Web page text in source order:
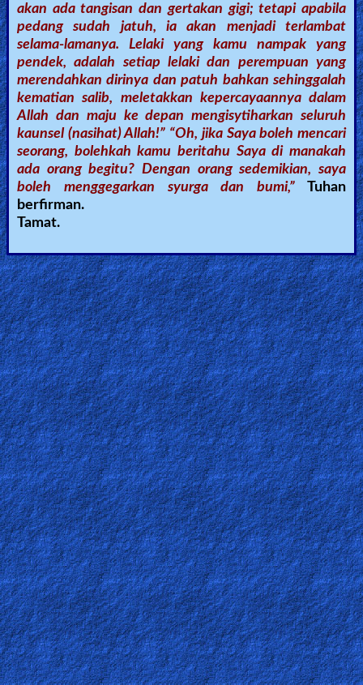
akan ada tangisan dan gertakan gigi; tetapi apabila
pedang sudah jatuh, ia akan menjadi terlambat
selama-lamanya. Lelaki yang kamu nampak yang
pendek, adalah setiap lelaki dan perempuan yang
merendahkan dirinya dan patuh bahkan sehinggalah
kematian salib, meletakkan kepercayaannya dalam
Allah dan maju ke depan mengisytiharkan seluruh
kaunsel (nasihat) Allah!” “Oh, jika Saya boleh mencari
seorang, bolehkah kamu beritahu Saya di manakah
ada orang begitu? Dengan orang sedemikian, saya
boleh menggegarkan syurga dan bumi,” Tuhan
berfirman.
Tamat.